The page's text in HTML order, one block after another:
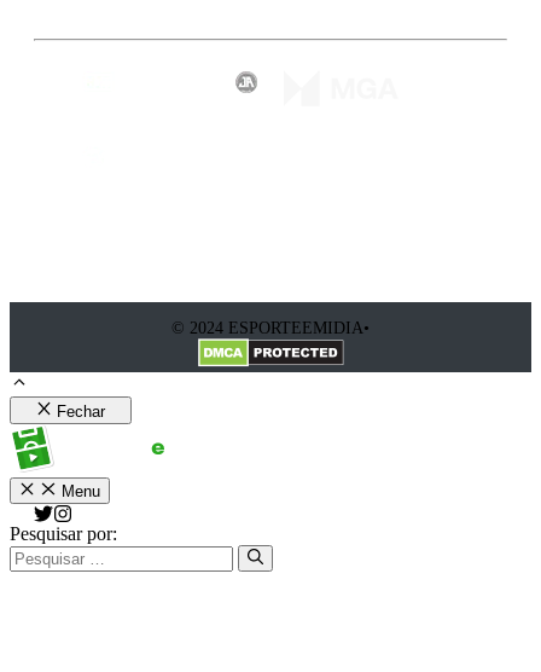
© 2024 ESPORTEEMIDIA•
Fechar
Menu
Pesquisar por: